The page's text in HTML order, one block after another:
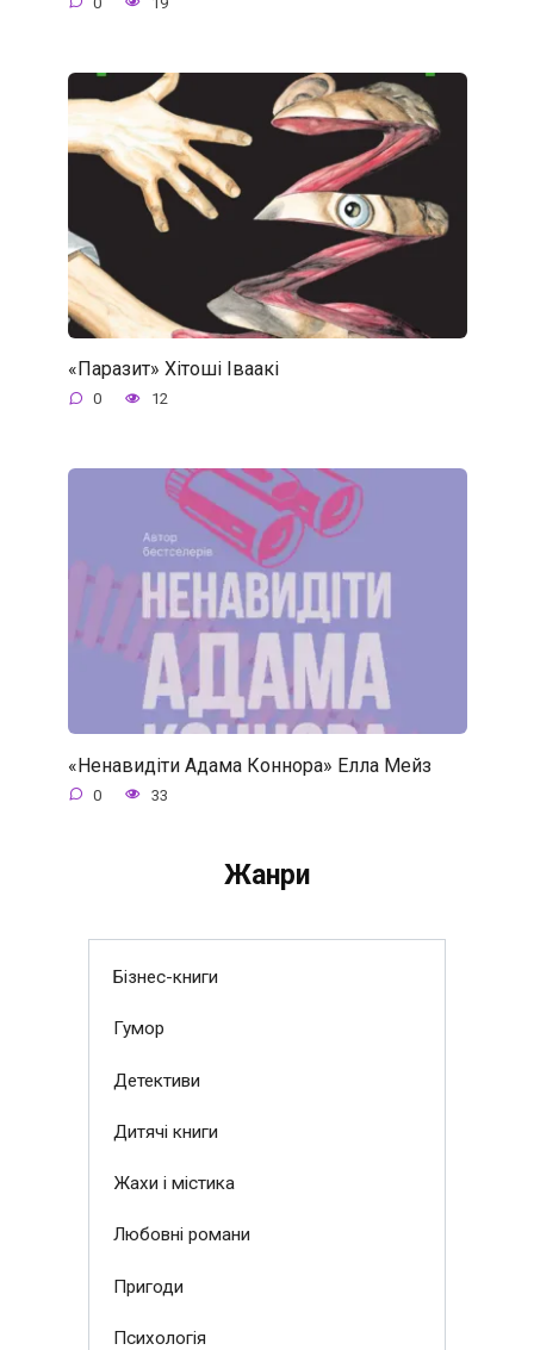
«Паразит» Хітоші Іваакі
0 12
«Ненавидіти Адама Коннора» Елла Мейз
0 33
Жанри
Бізнес-книги
Гумор
Детективи
Дитячі книги
Жахи і містика
Любовні романи
Пригоди
Психологія